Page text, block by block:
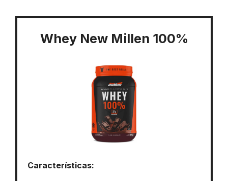
Whey New Millen 100%
Características: